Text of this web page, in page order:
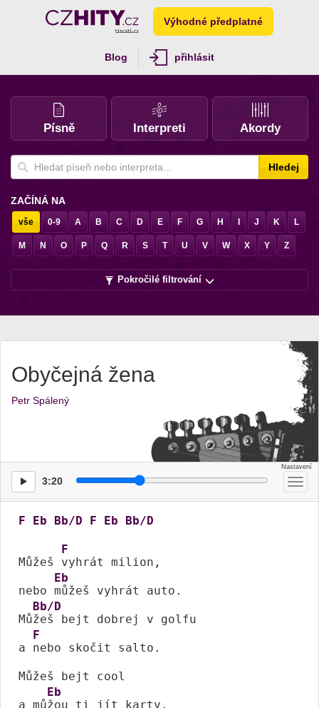
Výhodné předplatné
Blog přihlásit
Písně Interpreti Akordy
Hledej
ZAČÍNÁ NA
vše 0-9 A B C D E F G H J K L
M N O P Q R S T U V W X Y Z
Pokročilé filtrování
Obyčejná žena
Petr Spálený
3:20
F Eb Bb/D F Eb Bb/D
Můžeš
F
vyhrát milion,
nebo
Eb
můžeš vyhrát auto.
Mů
Bb/D
žeš bejt dobrej v golfu
a
F
nebo skočit salto.
Můžeš bejt cool
a mů
Eb